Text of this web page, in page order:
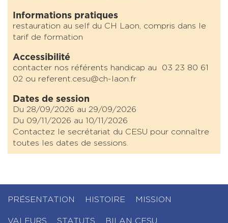
Informations pratiques
restauration au self du CH Laon, compris dans le
tarif de formation
Accessibilité
contacter nos référents handicap au 03 23 80 61
02 ou referent.cesu@ch-laon.fr
Dates de session
Du 28/09/2026 au 29/09/2026
Du 09/11/2026 au 10/11/2026
Contactez le secrétariat du CESU pour connaître
toutes les dates de sessions.
PRÉSENTATION HISTOIRE MISSION
VALEURS STATUTS BILAN CESU